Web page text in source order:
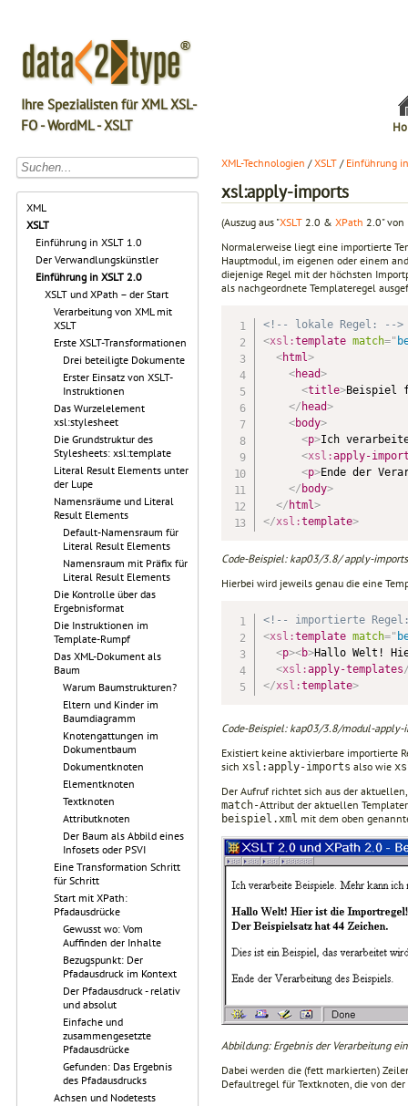
Ihre Spezialisten für XML XSL-
FO - WordML - XSLT
XML
XSLT
Einführung in XSLT 1.0
Der Verwandlungskünstler
Einführung in XSLT 2.0
XSLT und XPath – der Start
Verarbeitung von XML mit
XSLT
Erste XSLT-Transformationen
Drei beteiligte Dokumente
Erster Einsatz von XSLT-
Instruktionen
Das Wurzelelement
xsl:stylesheet
Die Grundstruktur des
Stylesheets: xsl:template
Literal Result Elements unter
der Lupe
Namensräume und Literal
Result Elements
Default-Namensraum für
Literal Result Elements
Namensraum mit Präfix für
Literal Result Elements
Die Kontrolle über das
Ergebnisformat
Die Instruktionen im
Template-Rumpf
Das XML-Dokument als
Baum
Warum Baumstrukturen?
Eltern und Kinder im
Baumdiagramm
Knotengattungen im
Dokumentbaum
Dokumentknoten
Elementknoten
Textknoten
Attributknoten
Der Baum als Abbild eines
Infosets oder PSVI
Eine Transformation Schritt
für Schritt
Start mit XPath:
Pfadausdrücke
Gewusst wo: Vom
Auffinden der Inhalte
Bezugspunkt: Der
Pfadausdruck im Kontext
Der Pfadausdruck - relativ
und absolut
Einfache und
zusammengesetzte
Pfadausdrücke
Gefunden: Das Ergebnis
des Pfadausdrucks
Achsen und Nodetests
XML-Technologien /XSLT / Einführung
xsl:apply-imports
(Auszug aus "XSLT 2.0 & XPath 2.0" von
Normalerweise liegt eine importierte
Hauptmodul, im eigenen oder einem
diejenige Regel mit der höchsten
als nachgeordnete Templateregel
<!-- lokale Regel: -->
<xsl:template match="
<html>
<head>
<title>Beispiel
</ head>
<body>
<p>Ich
<xsl:apply-
<p>Ende der
</ body>
</ html>
</xsl:template>
Code-Beispiel: kap03/3.8/ apply-
Hierbei wird jeweils genau die eine
<!-- importierte
<xsl:template match="
<p><b>Hallo Welt!
<xsl:apply-templates
</xsl:template>
Code-Beispiel: kap03/3.8/modul-apply-
Existiert keine aktivierbare importierte
sich xsl:apply-imports also wie
Der Aufruf richtet sich aus der
match-Attri­but der aktuellen
beispiel.xml mit dem oben
Abbildung: Ergebnis der Verarbeitung
Dabei werden die (fett markierten)
Default­regel für Textknoten, die von der